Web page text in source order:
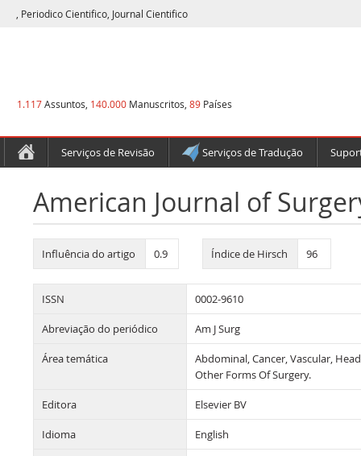
, Periodico Cientifico, Journal Cientifico
1.117Assuntos, 140.000 Manuscritos, 89 Países
Serviços de Revisão Serviços de Tradução
American Journal of
Influência do artigo 0.9 Índice de Hirsch 96
ISSN 0002-9610
Abreviação do periódico Am J Surg
Área temática
Abdominal, Cancer, Vascular,
Other Forms Of Surgery.
Editora Elsevier BV
Idioma English